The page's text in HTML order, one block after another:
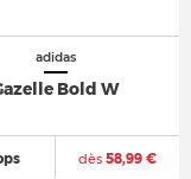
adidas
Bold W
dès58,99 €